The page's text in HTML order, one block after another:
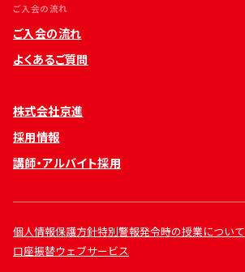
ご入会の流れ
ご入会の流れ
よくあるご質問
株式会社京進
採用情報
講師・アルバイト採用
個人情報保護方針特別警報発令時の授業について
口座振替ウェブサービス